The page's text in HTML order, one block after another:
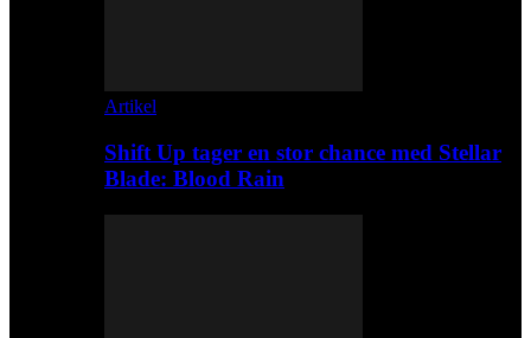
Artikel
Shift Up tager en stor chance med Stellar
Blade: Blood Rain